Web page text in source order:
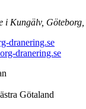
i Kungälv,
dranering.se
dranering.se
Götaland